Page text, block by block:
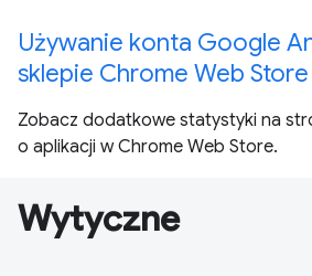
Używanie konta Google
sklepie Chrome Web Store
Zobacz dodatkowe statystyki na
o aplikacji w Chrome Web Store.
Wytyczne